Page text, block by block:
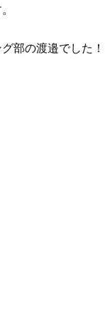
部の渡邉でした！